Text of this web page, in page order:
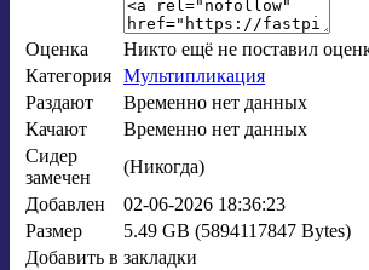
Оценка
Никто ещё не поставил
Категория Мультипликация
Раздают
Временно нет данных
Качают
Временно нет данных
Сидер
замечен
(Никогда)
Добавлен
02-06-2026 18:36:23
Размер
5.49 GB (5894117847 Bytes)
Добавить в закладки